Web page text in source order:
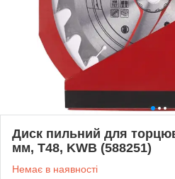
Диск пильний для
мм, T48, KWB (588251)
Немає в наявності